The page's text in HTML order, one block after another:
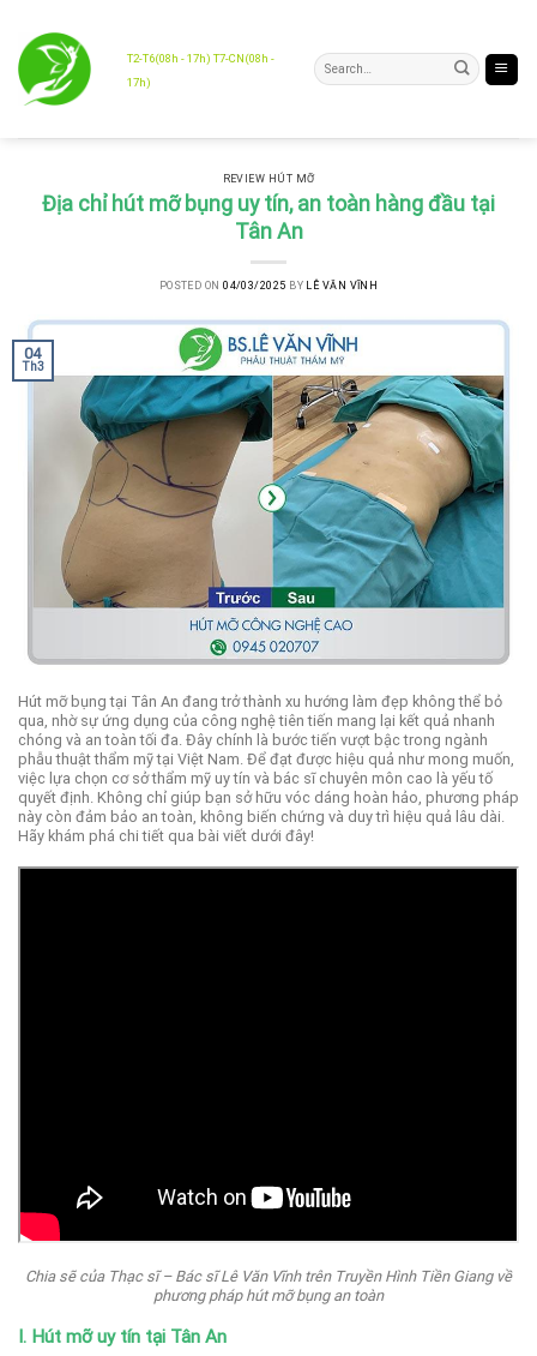
content
T2-T6(08h - 17h) T7-CN(08h -
17h)
REVIEW HÚT MỠ
Địa chỉ hút mỡ bụng uy tín, an toàn hàng đầu tại
Tân An
POSTED ON04/03/2025 BY LÊ VĂN VĨNH
04
Th3
Hút mỡ bụng tại Tân An đang trở thành xu hướng làm đẹp không thể bỏ
qua, nhờ sự ứng dụng của công nghệ tiên tiến mang lại kết quả nhanh
chóng và an toàn tối đa. Đây chính là bước tiến vượt bậc trong ngành
phẫu thuật thẩm mỹ tại Việt Nam. Để đạt được hiệu quả như mong muốn,
việc lựa chọn cơ sở thẩm mỹ uy tín và bác sĩ chuyên môn cao là yếu tố
quyết định. Không chỉ giúp bạn sở hữu vóc dáng hoàn hảo, phương pháp
này còn đảm bảo an toàn, không biến chứng và duy trì hiệu quả lâu dài.
Hãy khám phá chi tiết qua bài viết dưới đây!
Chia sẽ của Thạc sĩ – Bác sĩ Lê Văn Vĩnh trên Truyền Hình Tiền Giang về
phương pháp hút mỡ bụng an toàn
I. Hút mỡ uy tín tại Tân An